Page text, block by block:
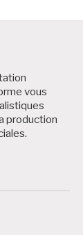
vous
production